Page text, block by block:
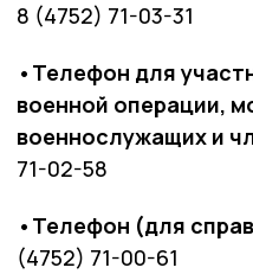
8 (4752) 71-03-31
•Телефон для
военной операции,
военнослужащих и
71-02-58
•Телефон (для
(4752) 71-00-61